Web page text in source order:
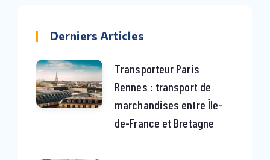
Derniers Articles
Transporteur Paris
Rennes : transport de
marchandises entre Île-
de-France et Bretagne